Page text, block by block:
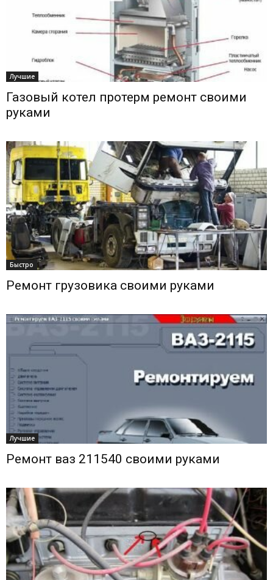
Лучшие
Газовый котел протерм ремонт своими
руками
Быстро
Ремонт грузовика своими руками
Лучшие
Ремонт ваз 211540 своими руками